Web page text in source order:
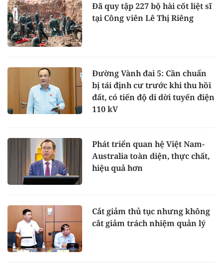
Đã quy tập 227 bộ hài cốt liệt sĩ
tại Công viên Lê Thị Riêng
Đường Vành đai 5: Cần chuẩn
bị tái định cư trước khi thu hồi
đất, có tiến độ di dời tuyến điện
110 kV
Phát triển quan hệ Việt Nam-
Australia toàn diện, thực chất,
hiệu quả hơn
Cắt giảm thủ tục nhưng không
cắt giảm trách nhiệm quản lý